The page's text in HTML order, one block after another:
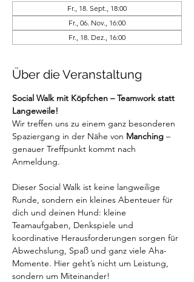
Fr., 18. Sept., 18:00
Fr., 06. Nov., 16:00
Fr., 18. Dez., 16:00
Über die Veranstaltung
Social Walk mit Köpfchen – Teamwork statt
Langeweile!
Wir treffen uns zu einem ganz besonderen
Spaziergang in der Nähe von Manching –
genauer Treffpunkt kommt nach
Anmeldung.
Dieser Social Walk ist keine langweilige
Runde, sondern ein kleines Abenteuer für
dich und deinen Hund: kleine
Teamaufgaben, Denkspiele und
koordinative Herausforderungen sorgen für
Abwechslung, Spaß und ganz viele Aha-
Momente. Hier geht’s nicht um Leistung,
sondern um Miteinander!